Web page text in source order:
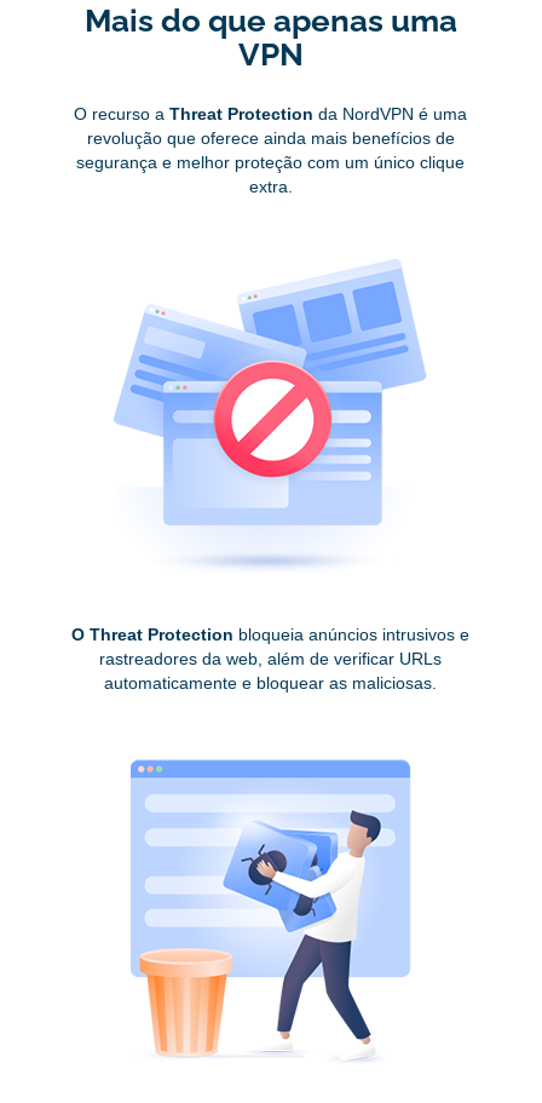
Mais do que apenas uma
VPN
O recurso aThreat Protection da NordVPN é uma
revolução que oferece ainda mais benefícios de
segurança e melhor proteção com um único clique
extra.
O Threat Protection bloqueia anúncios intrusivos e
rastreadores da web, além de verificar URLs
automaticamente e bloquear as maliciosas.